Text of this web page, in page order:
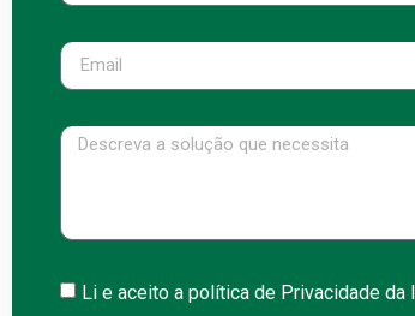
Li e aceito a política de Privacidade da